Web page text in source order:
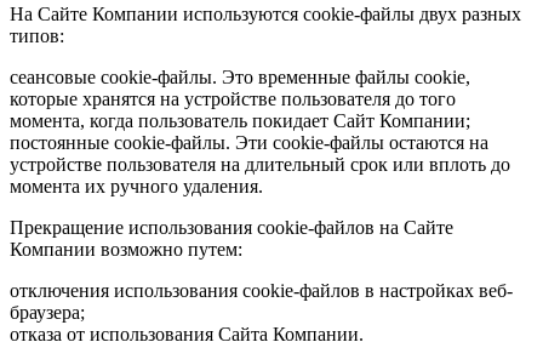
На Сайте Компании используются cookie-файлы двух разных
типов:
сеансовые cookie-файлы. Это временные файлы cookie,
которые хранятся на устройстве пользователя до того
момента, когда пользователь покидает Сайт Компании;
постоянные cookie-файлы. Эти cookie-файлы остаются на
устройстве пользователя на длительный срок или вплоть до
момента их ручного удаления.
Прекращение использования cookie-файлов на Сайте
Компании возможно путем:
отключения использования cookie-файлов в настройках веб-
браузера;
отказа от использования Сайта Компании.